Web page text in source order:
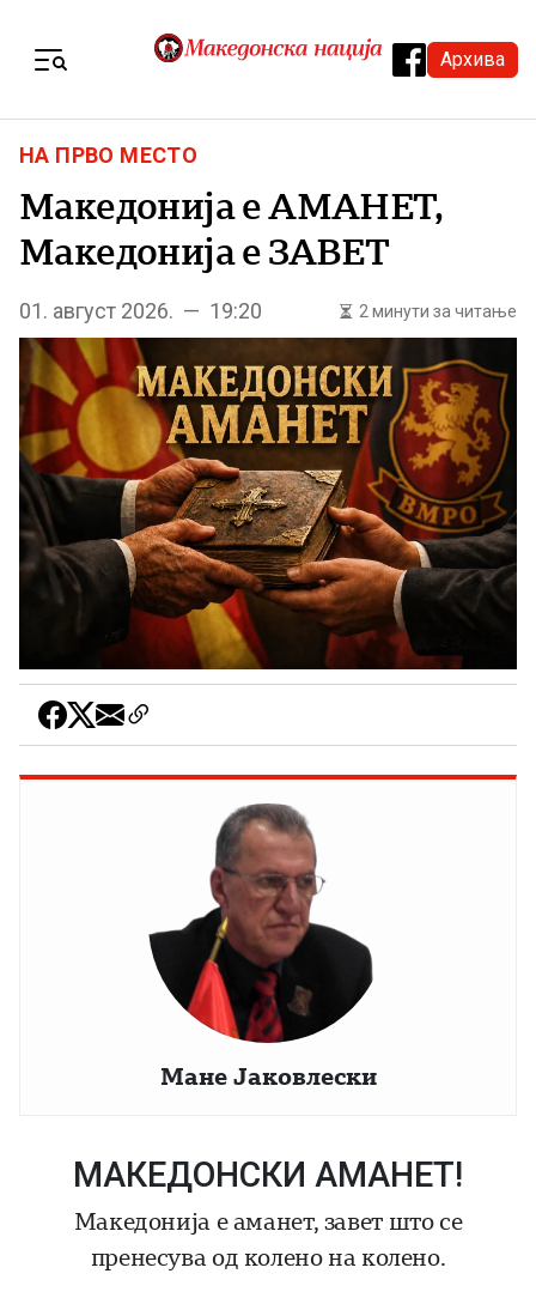
Архива
НА ПРВО МЕСТО
Македонија е АМАНЕТ,
Македонија е ЗАВЕТ
01. август 2026. — 19:20 2 минути за читање
Мане Јаковлески
МАКЕДОНСКИ АМАНЕТ!
Македонија е аманет, завет што се
пренесува од колено на колено.